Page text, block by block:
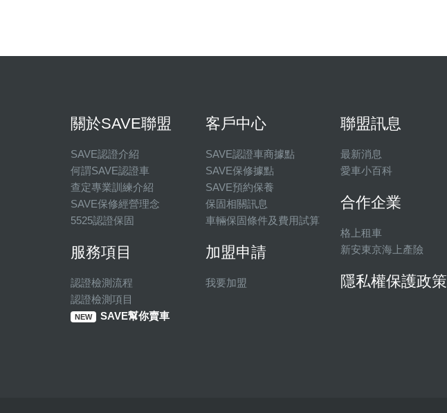
關於SAVE聯盟
SAVE認證介紹
何謂SAVE認證車
查定專業訓練介紹
SAVE保修經營理念
5525認證保固
服務項目
認證檢測流程
認證檢測項目
NEW SAVE幫你賣車
客戶中心
SAVE認證車商據點
SAVE保修據點
SAVE預約保養
保固相關訊息
車輛保固條件及費用試算
加盟申請
我要加盟
聯盟訊息
最新消息
愛車小百科
合作企業
格上租車
新安東京海上產險
隱私權保護政策